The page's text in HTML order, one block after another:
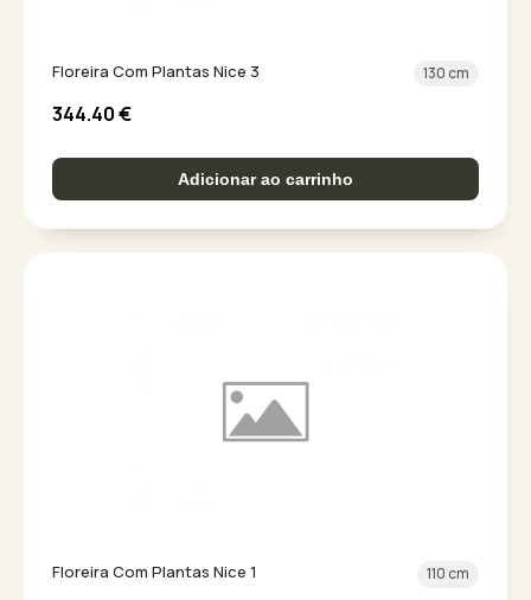
Floreira Com Plantas Nice 3 130 cm
344.40€
Adicionar ao carrinho
Floreira Com Plantas Nice 1 110 cm